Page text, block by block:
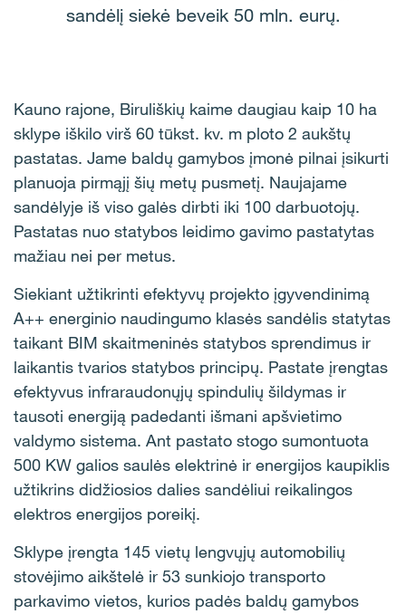
sandėlį siekė beveik 50 mln. eurų.
Kauno rajone, Biruliškių kaime daugiau kaip 10 ha
sklype iškilo virš 60 tūkst. kv. m ploto 2 aukštų
pastatas. Jame baldų gamybos įmonė pilnai įsikurti
planuoja pirmąjį šių metų pusmetį. Naujajame
sandėlyje iš viso galės dirbti iki 100 darbuotojų.
Pastatas nuo statybos leidimo gavimo pastatytas
mažiau nei per metus.
Siekiant užtikrinti efektyvų projekto įgyvendinimą
A++ energinio naudingumo klasės sandėlis statytas
taikant BIM skaitmeninės statybos sprendimus ir
laikantis tvarios statybos principų. Pastate įrengtas
efektyvus infraraudonųjų spindulių šildymas ir
tausoti energiją padedanti išmani apšvietimo
valdymo sistema. Ant pastato stogo sumontuota
500 KW galios saulės elektrinė ir energijos kaupiklis
užtikrins didžiosios dalies sandėliui reikalingos
elektros energijos poreikį.
Sklype įrengta 145 vietų lengvųjų automobilių
stovėjimo aikštelė ir 53 sunkiojo transporto
parkavimo vietos, kurios padės baldų gamybos